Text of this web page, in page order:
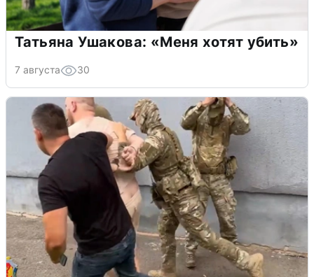
Татьяна Ушакова: «Меня хотят убить»
7 августа 30